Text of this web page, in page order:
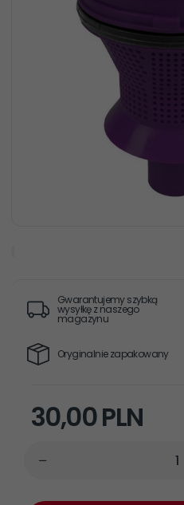
Gwarantujemy szybką
wysyłkę z naszego
magazynu
Oryginalnie zapakowany
30,00PLN